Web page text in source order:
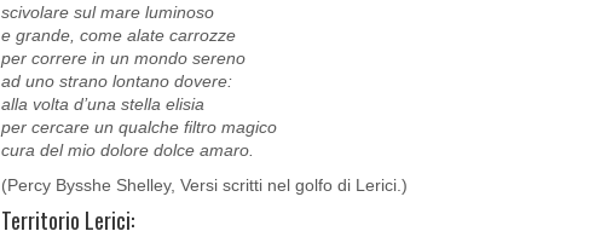
scivolare sul mare luminoso
e grande, come alate carrozze
per correre in un mondo sereno
ad uno strano lontano dovere:
alla volta d’una stella elisia
per cercare un qualche filtro magico
cura del mio dolore dolce amaro.
(Percy Bysshe Shelley, Versi scritti nel golfo di Lerici.)
Territorio Lerici: